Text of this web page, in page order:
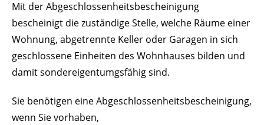
Mit der Abgeschlossenheitsbescheinigung
bescheinigt die zuständige Stelle, welche Räume einer
Wohnung, abgetrennte Keller oder Garagen in sich
geschlossene Einheiten des Wohnhauses bilden und
damit sondereigentumgsfähig sind.
Sie benötigen eine Abgeschlossenheitsbescheinigung,
wenn Sie vorhaben,